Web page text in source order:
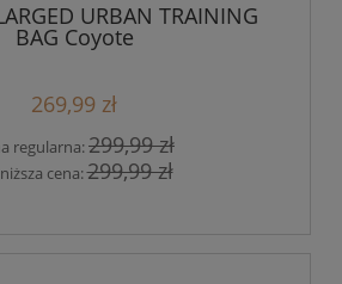
URBAN TRAINING
BAG Coyote
269,99 zł
regularna:299,99 zł
cena:299,99 zł